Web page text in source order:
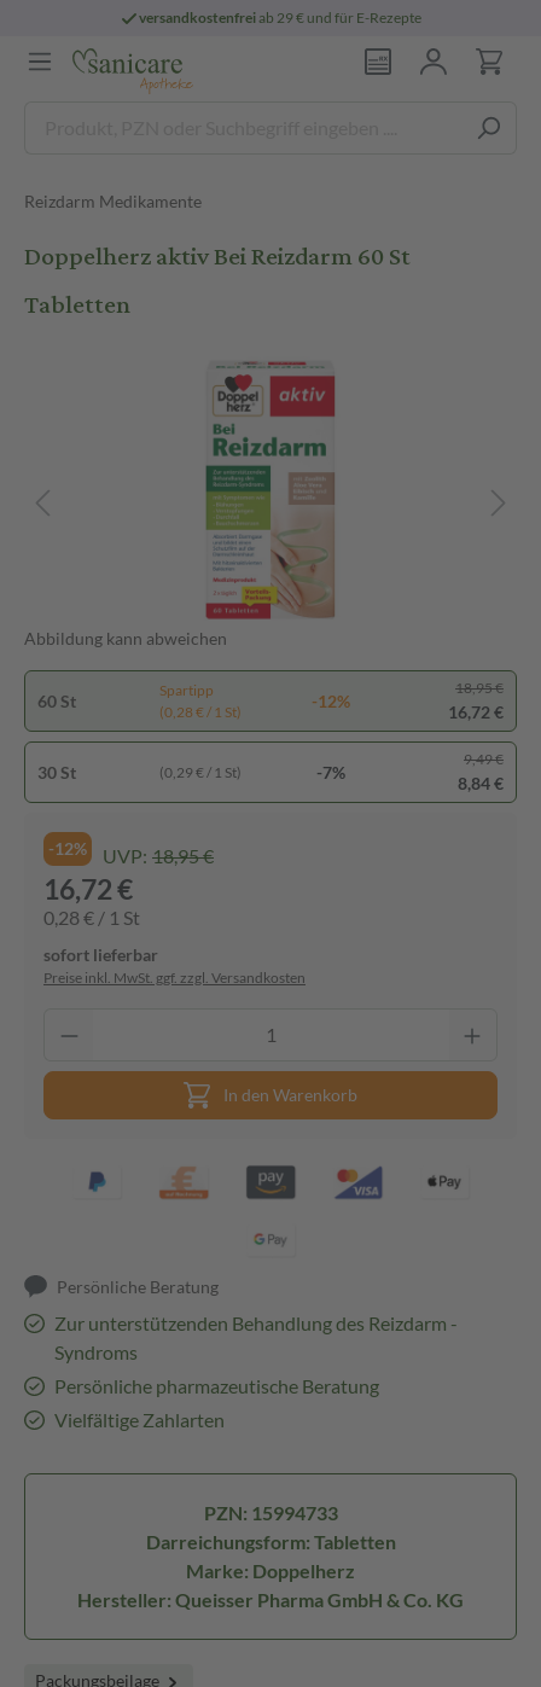
versandkostenfreiab 29 € und für E-Rezepte
Reizdarm Medikamente
Doppelherz aktiv Bei Reizdarm 60 St
Tabletten
Abbildung kann abweichen
60 St
Spartipp
(0,28 € / 1 St)
-12%
18,95 €
16,72 €
30 St (0,29 € / 1 St) -7%
9,49 €
8,84 €
-12% UVP: 18,95 €
16,72 €
0,28 € / 1 St
sofort lieferbar
Preise inkl. MwSt. ggf. zzgl. Versandkosten
In den Warenkorb
Persönliche Beratung
Zur unterstützenden Behandlung des Reizdarm -
Syndroms
Persönliche pharmazeutische Beratung
Vielfältige Zahlarten
PZN: 15994733
Darreichungsform: Tabletten
Marke: Doppelherz
Hersteller: Queisser Pharma GmbH & Co. KG
Packungsbeilage